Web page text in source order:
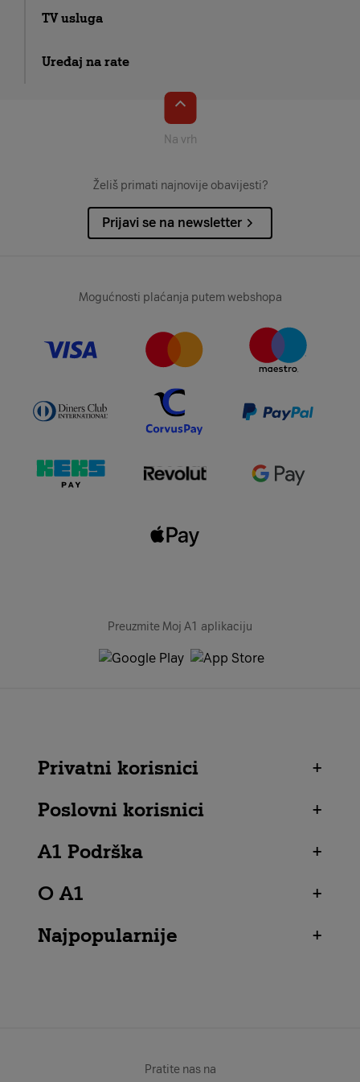
TV usluga
Uređaj na rate
Na vrh
Želiš primati najnovije obavijesti?
Prijavi se na newsletter
Mogućnosti plaćanja putem webshopa
Preuzmite Moj A1 aplikaciju
Privatni korisnici
+
Poslovni korisnici
+
A1 Podrška
+
O A1
+
Najpopularnije
+
Pratite nas na